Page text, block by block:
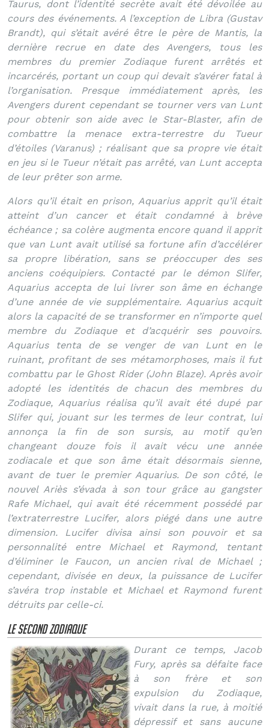
Taurus, dont l’identité secrète avait été dévoilée au
cours des événements. A l’exception de Libra (Gustav
Brandt), qui s’était avéré être le père de Mantis, la
dernière recrue en date des Avengers, tous les
membres du premier Zodiaque furent arrêtés et
incarcérés, portant un coup qui devait s’avérer fatal à
l’organisation. Presque immédiatement après, les
Avengers durent cependant se tourner vers van Lunt
pour obtenir son aide avec le Star-Blaster, afin de
combattre la menace extra-terrestre du Tueur
d’étoiles (Varanus) ; réalisant que sa propre vie était
en jeu si le Tueur n’était pas arrêté, van Lunt accepta
de leur prêter son arme.
Alors qu’il était en prison, Aquarius apprit qu’il était
atteint d’un cancer et était condamné à brève
échéance ; sa colère augmenta encore quand il apprit
que van Lunt avait utilisé sa fortune afin d’accélérer
sa propre libération, sans se préoccuper des ses
anciens coéquipiers. Contacté par le démon Slifer,
Aquarius accepta de lui livrer son âme en échange
d’une année de vie supplémentaire. Aquarius acquit
alors la capacité de se transformer en n’importe quel
membre du Zodiaque et d’acquérir ses pouvoirs.
Aquarius tenta de se venger de van Lunt en le
ruinant, profitant de ses métamorphoses, mais il fut
combattu par le Ghost Rider (John Blaze). Après avoir
adopté les identités de chacun des membres du
Zodiaque, Aquarius réalisa qu’il avait été dupé par
Slifer qui, jouant sur les termes de leur contrat, lui
annonça la fin de son sursis, au motif qu’en
changeant douze fois il avait vécu une année
zodiacale et que son âme était désormais sienne,
avant de tuer le premier Aquarius. De son côté, le
nouvel Ariès s’évada à son tour grâce au gangster
Rafe Michael, qui avait été récemment possédé par
l’extraterrestre Lucifer, alors piégé dans une autre
dimension. Lucifer divisa ainsi son pouvoir et sa
personnalité entre Michael et Raymond, tentant
d’éliminer le Faucon, un ancien rival de Michael ;
cependant, divisée en deux, la puissance de Lucifer
s’avéra trop instable et Michael et Raymond furent
détruits par celle-ci.
le second Zodiaque
Durant ce temps, Jacob
Fury, après sa défaite face
à son frère et son
expulsion du Zodiaque,
vivait dans la rue, à moitié
dépressif et sans aucune